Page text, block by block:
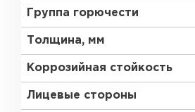
Группа горючести
Толщина, мм
Коррозийная стойкость
Лицевые стороны